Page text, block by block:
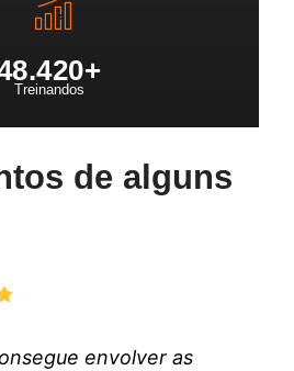
Treinandos
0+
de alguns
consegue envolver as